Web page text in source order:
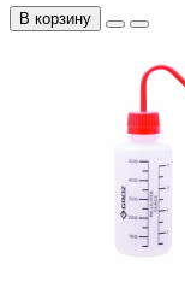
В корзину